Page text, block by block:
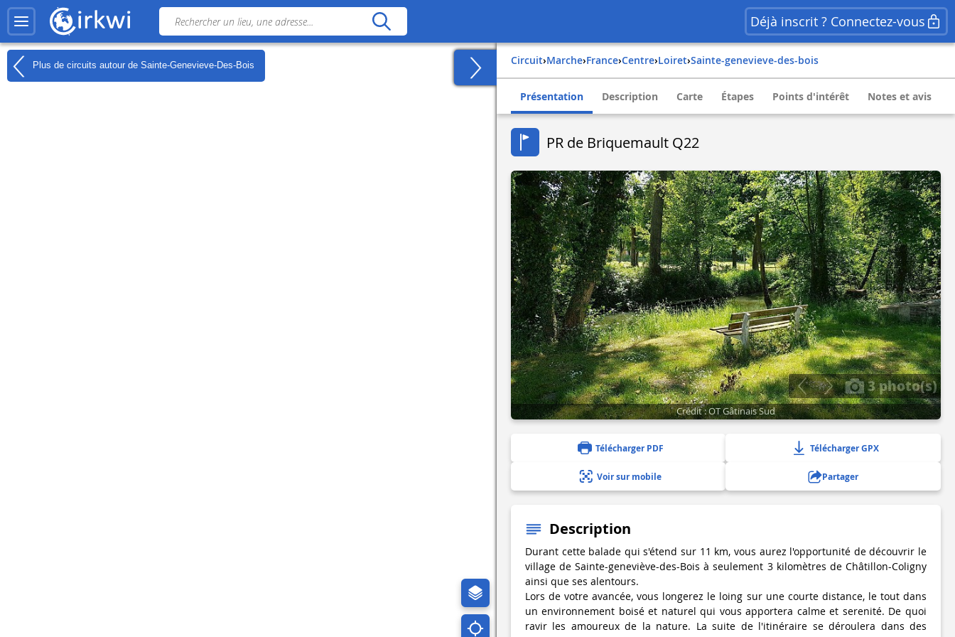
Déjà inscrit ? Connectez-vous
Plus de circuits autour de Sainte-Genevieve-Des-Bois Circuit› Marche› france› centre› loiret› sainte-genevieve-des-bois
Présentation Description Carte Étapes Points d'intérêt Notes et avis
PR de Briquemault Q22
3 photo(s)
Crédit : OT Gâtinais Sud
Télécharger PDF Télécharger GPX
Voir sur mobile Partager
Description
Durant cette balade qui s'étend sur 11 km, vous aurez l'opportunité de découvrir le
village de Sainte-geneviève-des-Bois à seulement 3 kilomètres de Châtillon-Coligny
ainsi que ses alentours.
Lors de votre avancée, vous longerez le loing sur une courte distance, le tout dans
un environnement boisé et naturel qui vous apportera calme et serenité. De quoi
ravir les amoureux de la nature. La suite de l'itinéraire se déroulera dans des